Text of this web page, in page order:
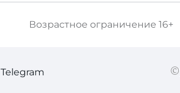
Возрастное ограничение 16+
Telegram